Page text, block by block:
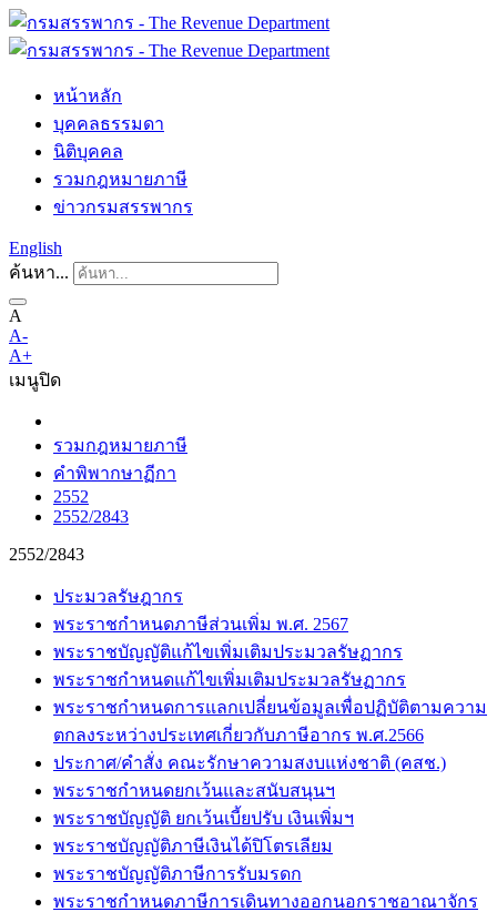
หน้าหลัก
บุคคลธรรมดา
นิติบุคคล
รวมกฎหมายภาษี
ข่าวกรมสรรพากร
English
ค้นหา...
A
A-
A+
เมนูปิด
รวมกฎหมายภาษี
คำพิพากษาฏีกา
2552
2552/2843
2552/2843
ประมวลรัษฎากร
พระราชกำหนดภาษีส่วนเพิ่ม พ.ศ. 2567
พระราชบัญญัติแก้ไขเพิ่มเติมประมวลรัษฏากร
พระราชกำหนดแก้ไขเพิ่มเติมประมวลรัษฏากร
พระราชกำหนดการแลกเปลี่ยนข้อมูลเพื่อปฏิบัติตามความ
ตกลงระหว่างประเทศเกี่ยวกับภาษีอากร พ.ศ.2566
ประกาศ/คำสั่ง คณะรักษาความสงบแห่งชาติ (คสช.)
พระราชกำหนดยกเว้นและสนับสนุนฯ
พระราชบัญญัติ ยกเว้นเบี้ยปรับ เงินเพิ่มฯ
พระราชบัญญัติภาษีเงินได้ปิโตรเลียม
พระราชบัญญัติภาษีการรับมรดก
พระราชกำหนดภาษีการเดินทางออกนอกราชอาณาจักร